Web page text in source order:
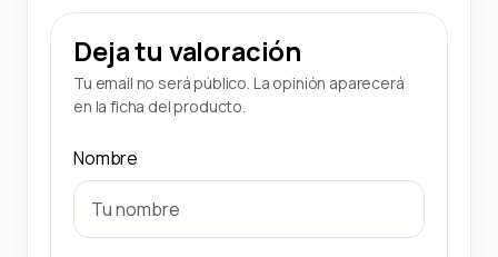
Deja tu valoración
Tu email no será público. La opinión aparecerá
en la ficha del producto.
Nombre